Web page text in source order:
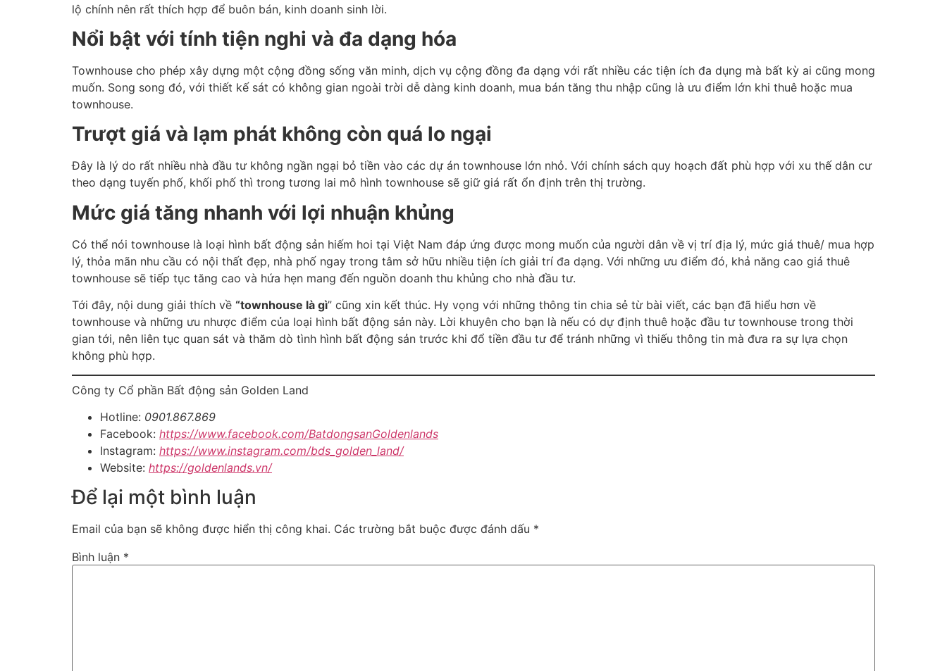
lộ chính nên rất thích hợp để buôn bán, kinh doanh sinh lời.
Nổi bật với tính tiện nghi và đa dạng hóa
Townhouse cho phép xây dựng một cộng đồng sống văn minh, dịch vụ cộng đồng đa dạng với rất nhiều các tiện ích đa dụng mà bất kỳ ai cũng mong
muốn. Song song đó, với thiết kế sát có không gian ngoài trời dễ dàng kinh doanh, mua bán tăng thu nhập cũng là ưu điểm lớn khi thuê hoặc mua
townhouse.
Trượt giá và lạm phát không còn quá lo ngại
Đây là lý do rất nhiều nhà đầu tư không ngần ngại bỏ tiền vào các dự án townhouse lớn nhỏ. Với chính sách quy hoạch đất phù hợp với xu thế dân cư
theo dạng tuyến phố, khối phố thì trong tương lai mô hình townhouse sẽ giữ giá rất ổn định trên thị trường.
Mức giá tăng nhanh với lợi nhuận khủng
Có thể nói townhouse là loại hình bất động sản hiếm hoi tại Việt Nam đáp ứng được mong muốn của người dân về vị trí địa lý, mức giá thuê/ mua hợp
lý, thỏa mãn nhu cầu có nội thất đẹp, nhà phố ngay trong tâm sở hữu nhiều tiện ích giải trí đa dạng. Với những ưu điểm đó, khả năng cao giá thuê
townhouse sẽ tiếp tục tăng cao và hứa hẹn mang đến nguồn doanh thu khủng cho nhà đầu tư.
Tới đây, nội dung giải thích về “townhouse là gì” cũng xin kết thúc. Hy vọng với những thông tin chia sẻ từ bài viết, các bạn đã hiểu hơn về
townhouse và những ưu nhược điểm của loại hình bất động sản này. Lời khuyên cho bạn là nếu có dự định thuê hoặc đầu tư townhouse trong thời
gian tới, nên liên tục quan sát và thăm dò tình hình bất động sản trước khi đổ tiền đầu tư để tránh những vì thiếu thông tin mà đưa ra sự lựa chọn
không phù hợp.
Công ty Cổ phần Bất động sản Golden Land
Hotline: 0901.867.869
Facebook: https://www.facebook.com/BatdongsanGoldenlands
Instagram: https://www.instagram.com/bds_golden_land/
Website: https://goldenlands.vn/
Để lại một bình luận
Email của bạn sẽ không được hiển thị công khai. Các trường bắt buộc được đánh dấu *
Bình luận *